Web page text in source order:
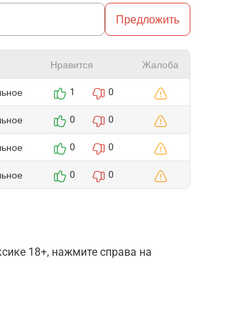
Предложить
Нравится Жалоба
1 0
0 0
0 0
0 0
18+, нажмите справа на